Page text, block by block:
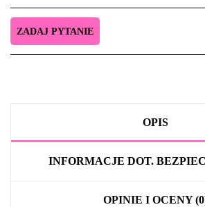
ZADAJ PYTANIE
OPIS
INFORMACJE DOT.
OPINIE I OCENY